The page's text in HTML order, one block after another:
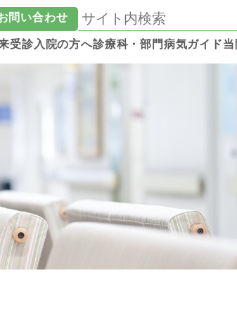
問い合わせ
受診入院の方へ診療科・部門病気ガイド